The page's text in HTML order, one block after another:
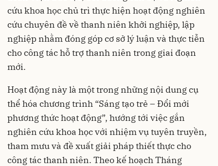
cứu khoa học chủ trì thực hiện hoạt động nghiên
cứu chuyên đề về thanh niên khởi nghiệp, lập
nghiệp nhằm đóng góp cơ sở lý luận và thực tiễn
cho công tác hỗ trợ thanh niên trong giai đoạn
mới.
Hoạt động này là một trong những nội dung cụ
thể hóa chương trình “Sáng tạo trẻ – Đổi mới
phương thức hoạt động”, hướng tới việc gắn
nghiên cứu khoa học với nhiệm vụ tuyên truyền,
tham mưu và đề xuất giải pháp thiết thực cho
công tác thanh niên. Theo kế hoạch Tháng